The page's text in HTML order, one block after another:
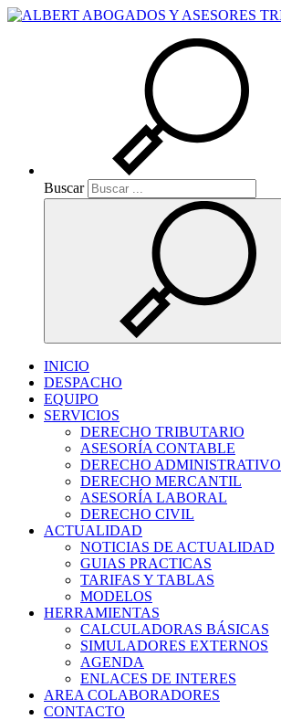
Buscar
INICIO
DESPACHO
EQUIPO
SERVICIOS
DERECHO TRIBUTARIO
ASESORÍA CONTABLE
DERECHO ADMINISTRATIVO
DERECHO MERCANTIL
ASESORÍA LABORAL
DERECHO CIVIL
ACTUALIDAD
NOTICIAS DE ACTUALIDAD
GUIAS PRACTICAS
TARIFAS Y TABLAS
MODELOS
HERRAMIENTAS
CALCULADORAS BÁSICAS
SIMULADORES EXTERNOS
AGENDA
ENLACES DE INTERES
AREA COLABORADORES
CONTACTO